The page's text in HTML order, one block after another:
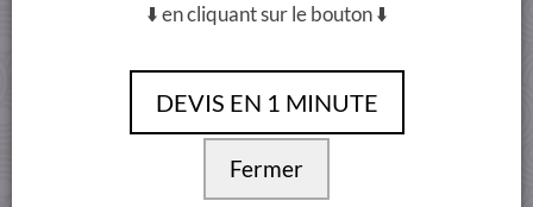
⬇️ en cliquant sur le bouton ⬇️
DEVIS EN 1 MINUTE
Fermer